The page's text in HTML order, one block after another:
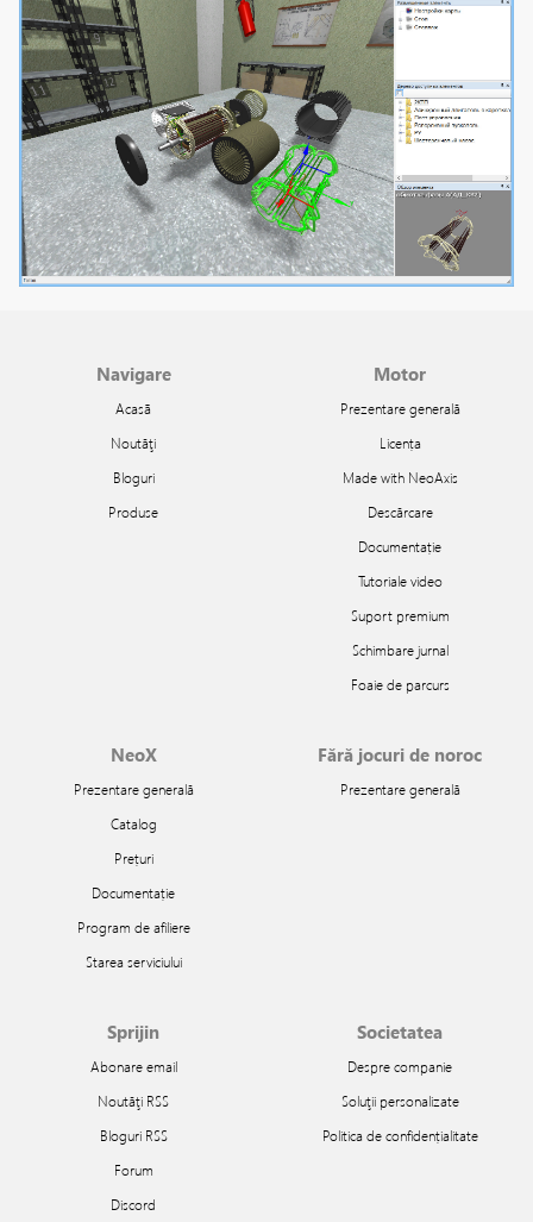
Navigare
Acasã
Noutăţi
Bloguri
Produse
Motor
Prezentare generală
Licența
Made with NeoAxis
Descărcare
Documentație
Tutoriale video
Suport premium
Schimbare jurnal
Foaie de parcurs
NeoX
Prezentare generală
Catalog
Prețuri
Documentație
Program de afiliere
Starea serviciului
Fără jocuri de noroc
Prezentare generală
Sprijin
Abonare email
Noutăţi RSS
Bloguri RSS
Forum
Discord
Societatea
Despre companie
Soluţii personalizate
Politica de confidențialitate